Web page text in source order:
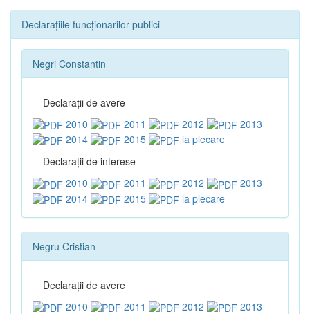
Declarațiile funcționarilor publici
Negri Constantin
Declaraţii de avere
2010
2011 2012
2013
2014
2015
la plecare
Declaraţii de interese
2010
2011 2012
2013
2014
2015 la plecare
Negru Cristian
Declaraţii de avere
2010
2011 2012
2013